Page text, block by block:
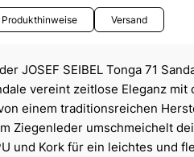
Produkthinweise Versand
JOSEF SEIBEL Tonga 71
vereint zeitlose Eleganz
einem traditionsreichen
Ziegenleder umschmeichelt
und Kork für ein leichtes und